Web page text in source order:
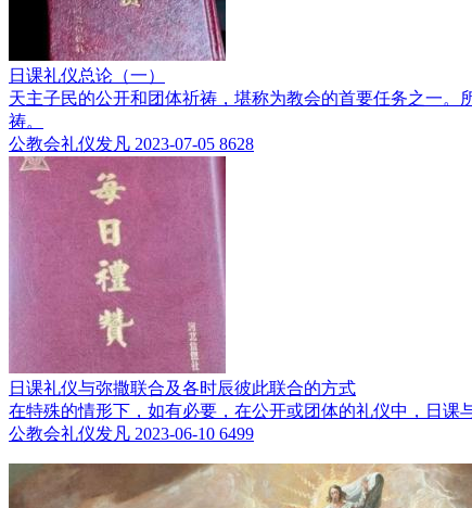
日课礼仪总论（一）
天主子民的公开和团体祈祷，堪称为教会的首要任务之一
祷。
公教会礼仪发凡 2023-07-05 8628
日课礼仪与弥撒联合及各时辰彼此联合的方式
在特殊的情形下，如有必要，在公开或团体的礼仪中，日课
公教会礼仪发凡 2023-06-10 6499